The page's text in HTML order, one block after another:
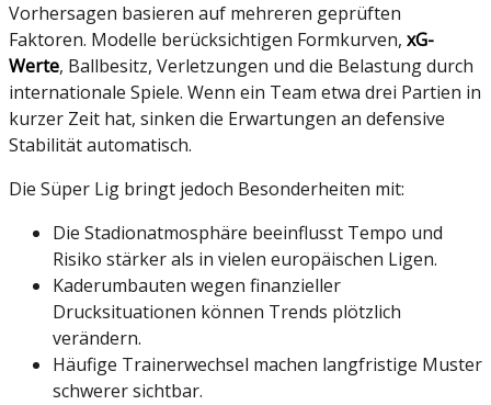
Vorhersagen basieren auf mehreren geprüften
Faktoren. Modelle berücksichtigen Formkurven, xG-
Werte, Ballbesitz, Verletzungen und die Belastung durch
internationale Spiele. Wenn ein Team etwa drei Partien in
kurzer Zeit hat, sinken die Erwartungen an defensive
Stabilität automatisch.
Die Süper Lig bringt jedoch Besonderheiten mit:
Die Stadionatmosphäre beeinflusst Tempo und
Risiko stärker als in vielen europäischen Ligen.
Kaderumbauten wegen finanzieller
Drucksituationen können Trends plötzlich
verändern.
Häufige Trainerwechsel machen langfristige Muster
schwerer sichtbar.